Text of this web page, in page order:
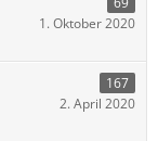
1. Oktober 2020
167
2. April 2020